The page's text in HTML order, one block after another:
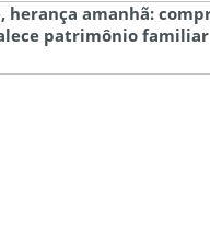
herança amanhã:
patrimônio familiar